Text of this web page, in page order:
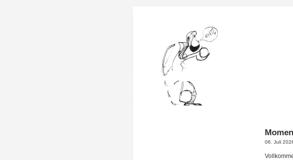
06. Juli